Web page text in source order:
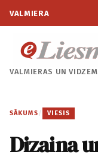
VALMIERA
VALMIERAS UN
SĀKUMS / VIESIS
Dizaina